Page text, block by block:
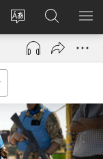
Mudar
idioma
Log
(abre
janela)
Buscar
no
JW.ORG